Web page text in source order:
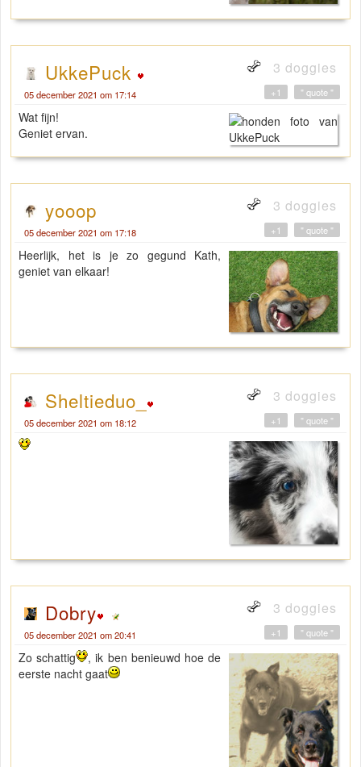
UkkePuck 3 doggies
05 december 2021 om 17:14 " quote "
+1
Wat fijn!
Geniet ervan.
yooop 3 doggies
05 december 2021 om 17:18 " quote "
+1
Heerlijk, het is je zo gegund Kath,
geniet van elkaar!
Sheltieduo_ 3 doggies
05 december 2021 om 18:12 " quote "
+1
Dobry 3 doggies
05 december 2021 om 20:41 " quote "
+1
Zo schattig
, ik ben benieuwd hoe de
eerste nacht gaat